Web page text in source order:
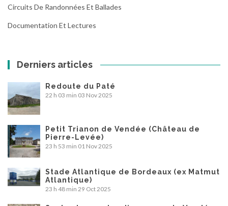
Circuits De Randonnées Et Ballades
Documentation Et Lectures
Derniers articles
Redoute du Paté
22 h 03 min 03 Nov 2025
Petit Trianon de Vendée (Château de
Pierre-Levée)
23 h 53 min 01 Nov 2025
Stade Atlantique de Bordeaux (ex Matmut
Atlantique)
23 h 48 min 29 Oct 2025